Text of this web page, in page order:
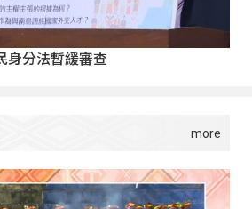
身分法暫緩審查